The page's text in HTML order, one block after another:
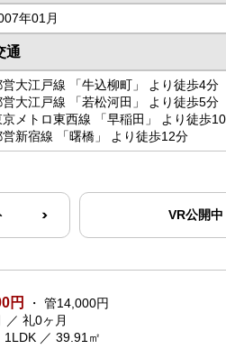
年01月
通
営大江戸線 「牛込柳町」 より徒歩4分
営大江戸線 「若松河田」 より徒歩5分
京メトロ東西線 「早稲田」 より徒歩
営新宿線 「曙橋」 より徒歩12分
VR公開中
円
・ 管14,000円
／ 礼0ヶ月
1LDK ／ 39.91㎡